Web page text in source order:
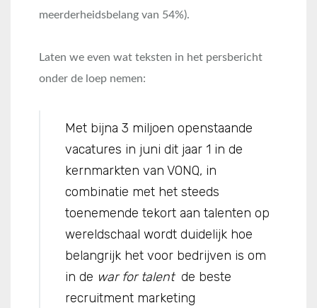
meerderheidsbelang van 54%).
Laten we even wat teksten in het persbericht
onder de loep nemen:
Met bijna 3 miljoen openstaande
vacatures in juni dit jaar 1 in de
kernmarkten van VONQ, in
combinatie met het steeds
toenemende tekort aan talenten op
wereldschaal wordt duidelijk hoe
belangrijk het voor bedrijven is om
in de war for talentde beste
recruitment marketing